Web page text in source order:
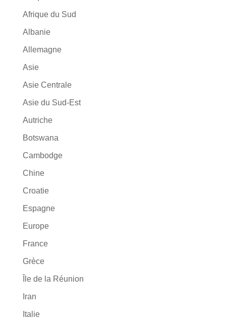
Afrique du Sud
Albanie
Allemagne
Asie
Asie Centrale
Asie du Sud-Est
Autriche
Botswana
Cambodge
Chine
Croatie
Espagne
Europe
France
Grèce
Île de la Réunion
Iran
Italie